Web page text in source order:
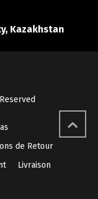
Kazakhstan
de Retour
Livraison